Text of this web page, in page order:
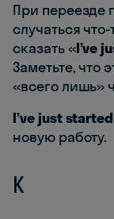
При переезде
случаться
сказать «I’ve
Заметьте, что
«всего лишь»
I’ve just
новую работу.
K